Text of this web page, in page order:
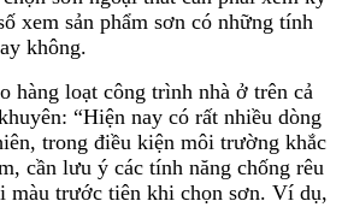
xem sản phẩm sơn có những tính
không.
hàng loạt công trình nhà ở trên cả
“Hiện nay có rất nhiều dòng
trong điều kiện môi trường khắc
cần lưu ý các tính năng chống rêu
màu trước tiên khi chọn sơn. Ví dụ,